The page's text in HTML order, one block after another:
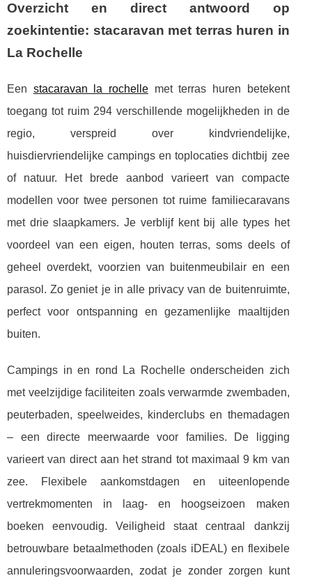
Overzicht en direct antwoord op
zoekintentie: stacaravan met terras huren in
La Rochelle
Een stacaravan la rochellemet terras huren betekent
toegang tot ruim 294 verschillende mogelijkheden in de
regio, verspreid over kindvriendelijke,
huisdiervriendelijke campings en toplocaties dichtbij zee
of natuur. Het brede aanbod varieert van compacte
modellen voor twee personen tot ruime familiecaravans
met drie slaapkamers. Je verblijf kent bij alle types het
voordeel van een eigen, houten terras, soms deels of
geheel overdekt, voorzien van buitenmeubilair en een
parasol. Zo geniet je in alle privacy van de buitenruimte,
perfect voor ontspanning en gezamenlijke maaltijden
buiten.
Campings in en rond La Rochelle onderscheiden zich
met veelzijdige faciliteiten zoals verwarmde zwembaden,
peuterbaden, speelweides, kinderclubs en themadagen
– een directe meerwaarde voor families. De ligging
varieert van direct aan het strand tot maximaal 9 km van
zee. Flexibele aankomstdagen en uiteenlopende
vertrekmomenten in laag- en hoogseizoen maken
boeken eenvoudig. Veiligheid staat centraal dankzij
betrouwbare betaalmethoden (zoals iDEAL) en flexibele
annuleringsvoorwaarden, zodat je zonder zorgen kunt